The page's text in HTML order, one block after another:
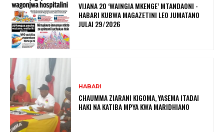
VIJANA 20 ‘WAINGIA MKENGE’ MTANDAONI -
HABARI KUBWA MAGAZETINI LEO JUMATANO
JULAI 29/2026
HABARI
CHAUMMA ZIARANI KIGOMA, YASEMA ITADAI
HAKI NA KATIBA MPYA KWA MARIDHIANO